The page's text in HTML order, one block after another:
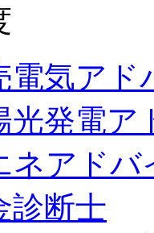
電気アド
光発電ア
ネアドバ
診断士